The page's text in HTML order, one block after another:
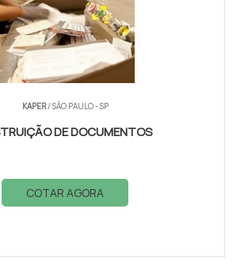
KAPER/ SÃO PAULO - SP
DE DOCUMENTOS
COTAR AGORA